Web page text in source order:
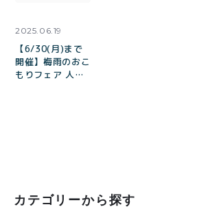
2025.06.19
【6/30(月)まで
開催】梅雨のおこ
もりフェア 人気
カテゴリーから探す